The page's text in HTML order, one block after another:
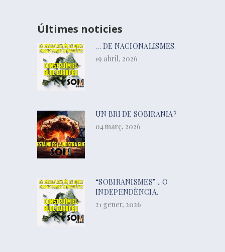
Últimes noticies
… DE NACIONALISMES.
19 abril, 2026
UN BRI DE SOBIRANIA?
04 març, 2026
“SOBIRANISMES” .. O
INDEPENDÈNCIA.
21 gener, 2026